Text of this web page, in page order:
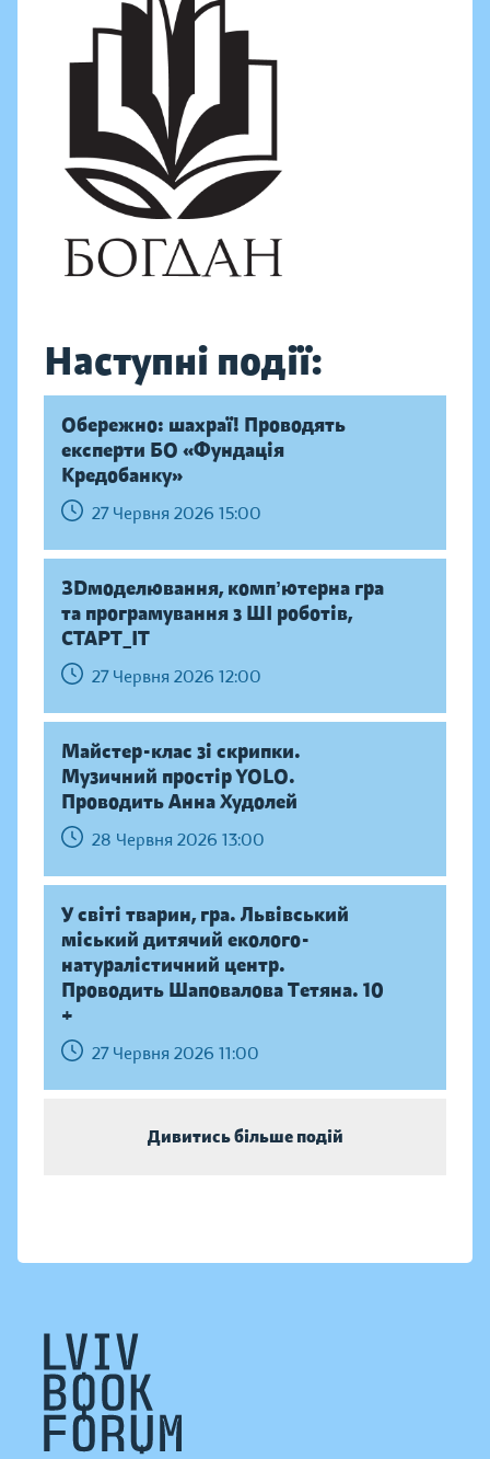
Наступні події:
Обережно: шахраї! Проводять
експерти БО «Фундація
Кредобанку»
27 Червня 2026 15:00
ЗDмоделювання, компʼютерна гра
та програмування з ШІ роботів,
СТАРТ_ІТ
27 Червня 2026 12:00
Майстер-клас зі скрипки.
Музичний простір YOLO.
Проводить Анна Худолей
28 Червня 2026 13:00
У світі тварин, гра. Львівський
міський дитячий еколого-
натуралістичний центр.
Проводить Шаповалова Тетяна. 10
+
27 Червня 2026 11:00
Дивитись більше подій